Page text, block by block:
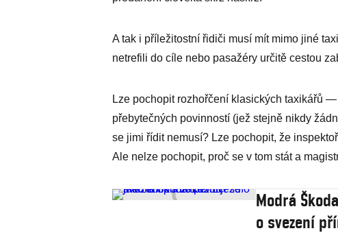
A tak i příležitostní řidiči musí mít mimo jiné
netrefili do cíle nebo pasažéry určitě cestou
Lze pochopit rozhořčení klasických taxikářů
přebytečných povinností (jež stejně nikdy
se jimi řídit nemusí? Lze pochopit, že
Ale nelze pochopit, proč se v tom stát a
Modrá
o svezení